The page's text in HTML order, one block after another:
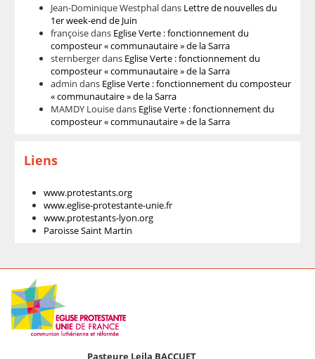
Jean-Dominique Westphaldans Lettre de nouvelles du
1er week-end de Juin
françoisedans Eglise Verte : fonctionnement du
composteur « communautaire » de la Sarra
sternbergerdans Eglise Verte : fonctionnement du
composteur « communautaire » de la Sarra
admin dans Eglise Verte : fonctionnement du composteur
« communautaire » de la Sarra
MAMDY Louisedans Eglise Verte : fonctionnement du
composteur « communautaire » de la Sarra
Liens
www.protestants.org
www.eglise-protestante-unie.fr
www.protestants-lyon.org
Paroisse Saint Martin
Pasteure Leila BACCUET